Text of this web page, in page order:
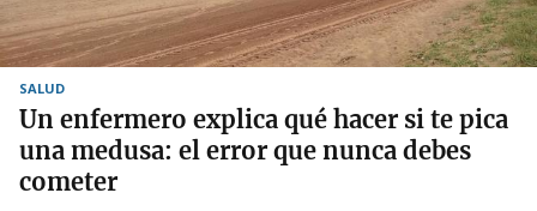
SALUD
Un enfermero explica qué hacer si te pica
una medusa: el error que nunca debes
cometer